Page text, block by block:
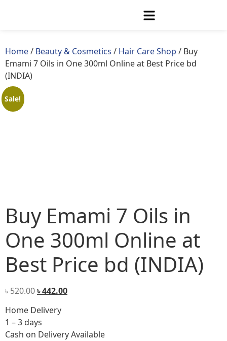
Home/ Beauty & Cosmetics / Hair Care Shop / Buy
Emami 7 Oils in One 300ml Online at Best Price bd
(INDIA)
Sale!
Buy Emami 7 Oils in
One 300ml Online at
Best Price bd (INDIA)
৳520.00৳442.00
Home Delivery
1 – 3 days
Cash on Delivery Available